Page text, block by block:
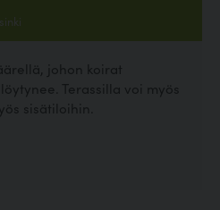
johon koirat
Terassilla voi myös
sisätiloihin.